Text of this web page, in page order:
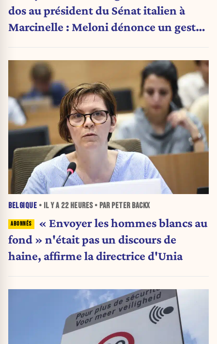
dos au président du Sénat italien à
Marcinelle : Meloni dénonce un geste
BELGIQUE • IL Y A 22 HEURES• PAR PETER BACKX
« Envoyer les hommes blancs au
fond » n'était pas un discours de
haine, affirme la directrice d'Unia